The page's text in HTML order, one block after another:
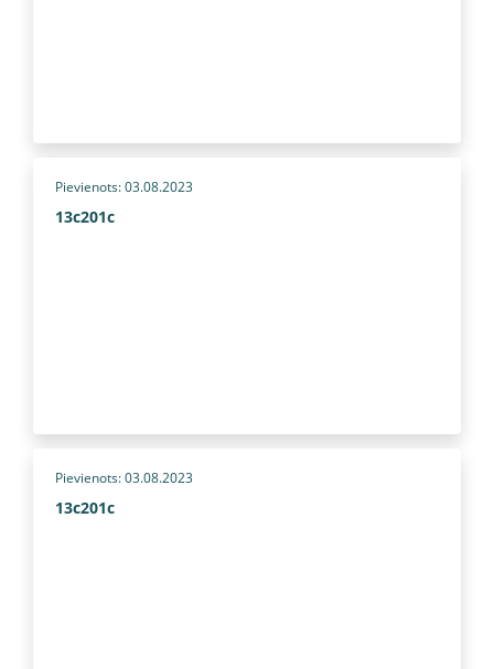
Pievienots: 03.08.2023
13c201c
Pievienots: 03.08.2023
13c201c